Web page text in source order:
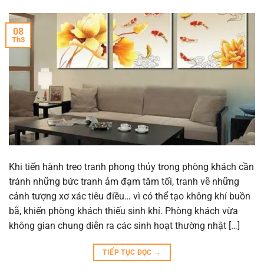
08
Th3
Khi tiến hành treo tranh phong thủy trong phòng khách cần
tránh những bức tranh ảm đạm tăm tối, tranh vẽ những
cảnh tượng xơ xác tiêu điều… vì có thể tạo không khí buồn
bã, khiến phòng khách thiếu sinh khí. Phòng khách vừa
không gian chung diễn ra các sinh hoạt thường nhật […]
TIẾP TỤC ĐỌC →